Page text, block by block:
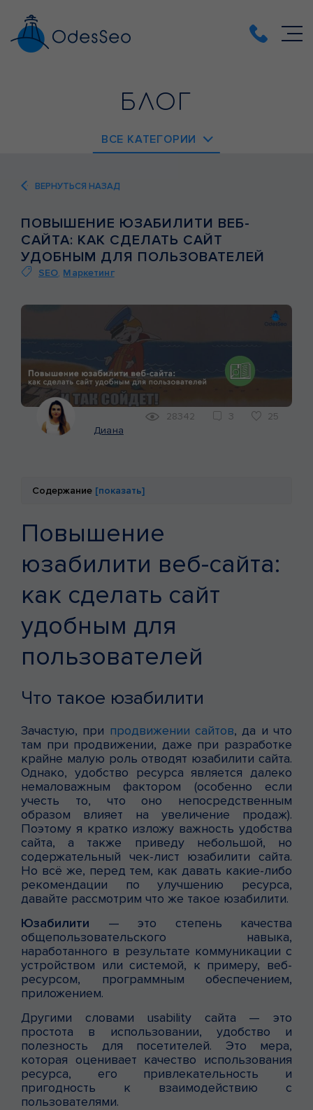
БЛОГ
ВСЕ КАТЕГОРИИ
SEO
SMM
ВЕБ-АНАЛИТИКА
ВЕБ-РАЗРАБОТКА
КЕЙСЫ
МАРКЕТИНГ
ВЕРНУТЬСЯ НАЗАД
ПОВЫШЕНИЕ ЮЗАБИЛИТИ ВЕБ-
САЙТА: КАК СДЕЛАТЬ САЙТ
УДОБНЫМ ДЛЯ ПОЛЬЗОВАТЕЛЕЙ
SEO, Маркетинг
Диана
28342 3 25
Содержание [показать]
Повышение
юзабилити веб-сайта:
как сделать сайт
удобным для
пользователей
Что такое юзабилити
Зачастую, при продвижении сайтов, да и что
там при продвижении, даже при разработке
крайне малую роль отводят юзабилити сайта.
Однако, удобство ресурса является далеко
немаловажным фактором (особенно если
учесть то, что оно непосредственным
образом влияет на увеличение продаж).
Поэтому я кратко изложу важность удобства
сайта, а также приведу небольшой, но
содержательный чек-лист юзабилити сайта.
Но всё же, перед тем, как давать какие-либо
рекомендации по улучшению ресурса,
давайте рассмотрим что же такое юзабилити.
Юзабилити — это степень качества
общепользовательского навыка,
наработанного в результате коммуникации с
устройством или системой, к примеру, веб-
ресурсом, программным обеспечением,
приложением.
Другими словами usability сайта — это
простота в использовании, удобство и
полезность для посетителей. Это мера,
которая оценивает качество использования
ресурса, его привлекательность и
пригодность к взаимодействию с
пользователями.